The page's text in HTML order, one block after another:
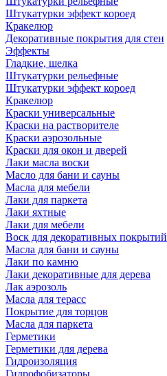
Штукатурки эффект короед
Кракелюр
Декоративные покрытия для стен
Эффекты
Гладкие, шелка
Штукатурки рельефные
Штукатурки эффект короед
Кракелюр
Краски универсальные
Краски на растворителе
Краски аэрозольные
Краски для окон и дверей
Лаки масла воски
Масло для бани и сауны
Масла для мебели
Лаки для паркета
Лаки яхтные
Лаки для мебели
Воск для декоративных покрытий
Масла для бани и сауны
Лаки по камню
Лаки декоративные для дерева
Лак аэрозоль
Масла для терасс
Покрытие для торцов
Масла для паркета
Герметики
Герметики для дерева
Гидроизоляция
Гидрофобизаторы